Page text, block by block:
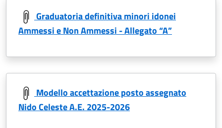
Graduatoria definitiva minori idonei
Ammessi e Non Ammessi - Allegato “A”
Modello accettazione posto assegnato
Nido Celeste A.E. 2025-2026